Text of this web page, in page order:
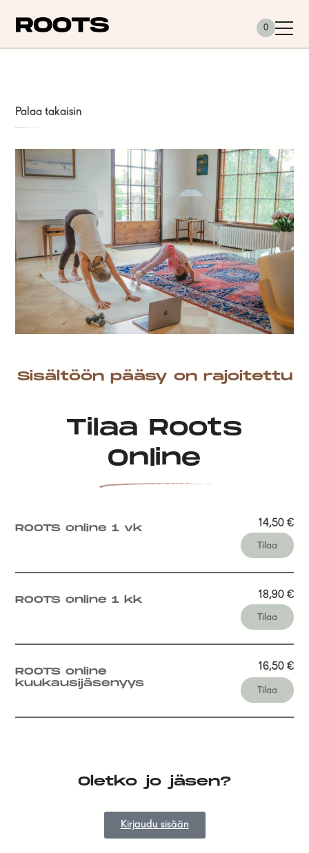
0
Palaa takaisin
Sisältöön pääsy on rajoitettu
Tilaa Roots
Online
ROOTS online 1 vk 14,50 €
Tilaa
ROOTS online 1 kk 18,90 €
Tilaa
ROOTS online
kuukausijäsenyys
16,50 €
Tilaa
Oletko jo jäsen?
Kirjaudu sisään